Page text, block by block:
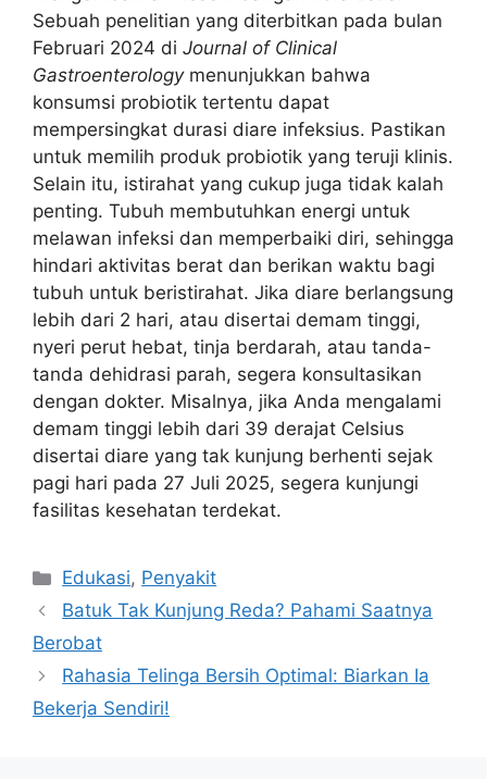
Sebuah penelitian yang diterbitkan pada bulan
Februari 2024 di Journal of Clinical
Gastroenterologymenunjukkan bahwa
konsumsi probiotik tertentu dapat
mempersingkat durasi diare infeksius. Pastikan
untuk memilih produk probiotik yang teruji klinis.
Selain itu, istirahat yang cukup juga tidak kalah
penting. Tubuh membutuhkan energi untuk
melawan infeksi dan memperbaiki diri, sehingga
hindari aktivitas berat dan berikan waktu bagi
tubuh untuk beristirahat. Jika diare berlangsung
lebih dari 2 hari, atau disertai demam tinggi,
nyeri perut hebat, tinja berdarah, atau tanda-
tanda dehidrasi parah, segera konsultasikan
dengan dokter. Misalnya, jika Anda mengalami
demam tinggi lebih dari 39 derajat Celsius
disertai diare yang tak kunjung berhenti sejak
pagi hari pada 27 Juli 2025, segera kunjungi
fasilitas kesehatan terdekat.
Kategori
Edukasi, Penyakit
Batuk Tak Kunjung Reda? Pahami Saatnya
Berobat
Rahasia Telinga Bersih Optimal: Biarkan Ia
Bekerja Sendiri!